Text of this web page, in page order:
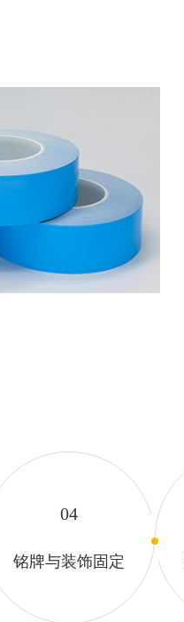
布高性能压敏胶，复合单
产品。
04
铭牌与装饰固定